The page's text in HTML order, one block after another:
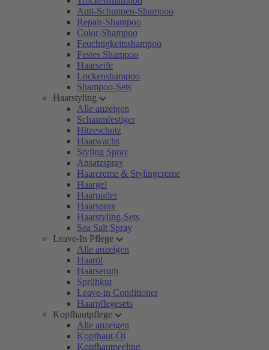
Anti-Schuppen-Shampoo
Repair-Shampoo
Color-Shampoo
Feuchtigkeitsshampoo
Festes Shampoo
Haarseife
Lockenshampoo
Shampoo-Sets
Haarstyling
Alle anzeigen
Schaumfestiger
Hitzeschutz
Haarwachs
Styling Spray
Ansatzspray
Haarcreme & Stylingcreme
Haargel
Haarpuder
Haarspray
Haarstyling-Sets
Sea Salt Spray
Leave-In Pflege
Alle anzeigen
Haaröl
Haarserum
Sprühkur
Leave-in Conditioner
Haarpflegesets
Kopfhautpflege
Alle anzeigen
Kopfhaut-Öl
Kopfhautpeeling